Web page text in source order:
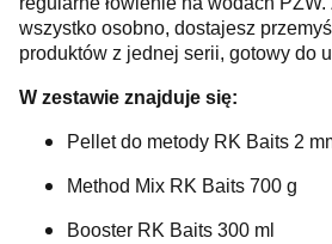
wszystko osobno, dostajesz
produktów z jednej serii, gotowy do
W zestawie znajduje się:
Pellet do metody RK Baits 2
Method Mix RK Baits 700 g
Booster RK Baits 300 ml